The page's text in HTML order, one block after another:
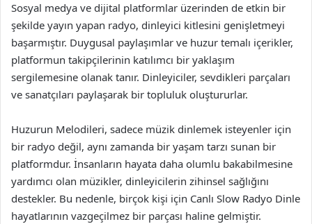
Sosyal medya ve dijital platformlar üzerinden de etkin bir
şekilde yayın yapan radyo, dinleyici kitlesini genişletmeyi
başarmıştır. Duygusal paylaşımlar ve huzur temalı içerikler,
platformun takipçilerinin katılımcı bir yaklaşım
sergilemesine olanak tanır. Dinleyiciler, sevdikleri parçaları
ve sanatçıları paylaşarak bir topluluk oluştururlar.
Huzurun Melodileri, sadece müzik dinlemek isteyenler için
bir radyo değil, aynı zamanda bir yaşam tarzı sunan bir
platformdur. İnsanların hayata daha olumlu bakabilmesine
yardımcı olan müzikler, dinleyicilerin zihinsel sağlığını
destekler. Bu nedenle, birçok kişi için Canlı Slow Radyo Dinle
hayatlarının vazgeçilmez bir parçası haline gelmiştir.